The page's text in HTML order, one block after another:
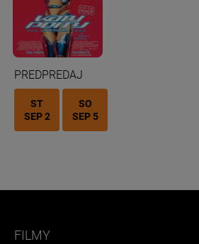
PREDPREDAJ
ST
SEP 2
SO
SEP 5
FILMY